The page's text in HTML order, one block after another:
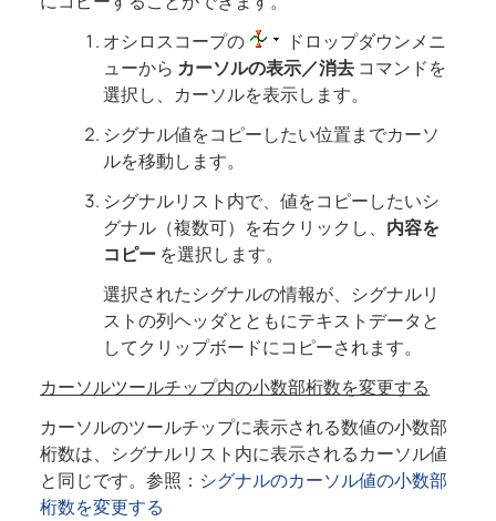
オシロスコープの
ドロップダウンメニ
ューから カーソルの表示／消去コマンドを
選択し、カーソルを表示します。
シグナル値をコピーしたい位置までカーソ
ルを移動します。
シグナルリスト内で、値をコピーしたいシ
グナル（複数可）を右クリックし、 内容を
コピーを選択します。
選択されたシグナルの情報が、シグナルリ
ストの列ヘッダとともにテキストデータと
してクリップボードにコピーされます。
カーソルツールチップ内の小数部桁数を変更する
カーソルのツールチップに表示される数値の小数部
桁数は、シグナルリスト内に表示されるカーソル値
と同じです。参照： シグナルのカーソル値の小数部
桁数を変更する